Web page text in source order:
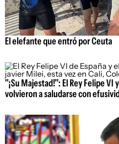
El elefante que entró por Ceuta
"¡Su Majestad!": El Rey Felipe
volvieron a saludarse con